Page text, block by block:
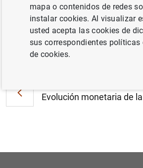
Evolución monetaria de
Estado financiero
mapa o contenidos de redes
instalar cookies. Al visualizar
usted acepta las cookies de
sus correspondientes políticas
de cookies.